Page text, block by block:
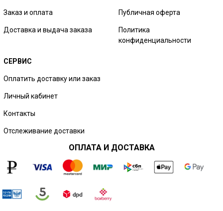
Заказ и оплата
Доставка и выдача заказа
Публичная оферта
Политика
конфиденциальности
СЕРВИС
Оплатить доставку или заказ
Личный кабинет
Контакты
Отслеживание доставки
ОПЛАТА И ДОСТАВКА